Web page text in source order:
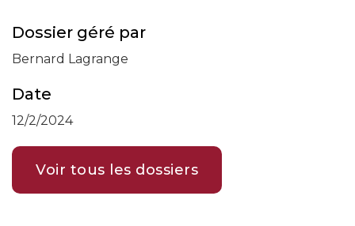
Dossier géré par
Bernard Lagrange
Date
12/2/2024
Voir tous les dossiers